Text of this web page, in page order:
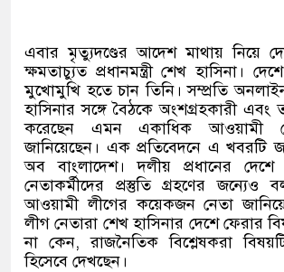
এবার মৃত‍্যুদণ্ডের আদেশ মাথায় নিয়ে
ক্ষমতাচ্যুত প্রধানমন্ত্রী শেখ হাসিনা।
মুখোমুখি হতে চান তিনি। সম্প্রতি অনলাইন
হাসিনার সঙ্গে বৈঠকে অংশগ্রহকারী এবং
করেছেন এমন একাধিক আওয়ামী
জানিয়েছেন। এক প্রতিবেদনে এ খবরটি
অব বাংলাদেশ। দলীয় প্রধানের
নেতাকর্মীদের প্রস্তুতি গ্রহণের জন্যেও
আওয়ামী লীগের কয়েকজন নেতা
লীগ নেতারা শেখ হাসিনার দেশে ফেরার
না কেন,রাজনৈতিক বিশ্লেষকরা
হিসেবে দেখছেন।